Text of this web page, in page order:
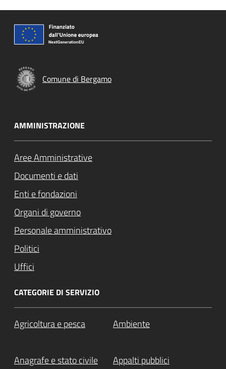
Comune di Bergamo
AMMINISTRAZIONE
Aree Amministrative
Documenti e dati
Enti e fondazioni
Organi di governo
Personale amministrativo
Politici
Uffici
CATEGORIE DI SERVIZIO
Agricoltura e pesca Ambiente
Anagrafe e stato civile Appalti pubblici